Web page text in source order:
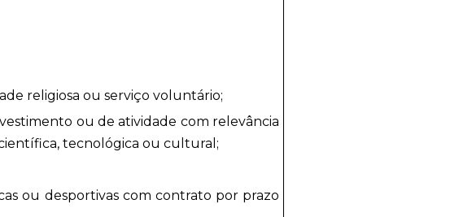
religiosa ou serviço voluntário;
ou de atividade com relevância
tecnológica ou cultural;
ou desportivas com contrato por prazo